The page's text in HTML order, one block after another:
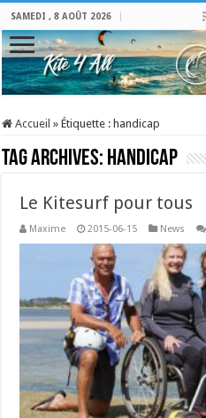
SAMEDI , 8 AOÛT 2026
Accueil » Étiquette : handicap
Tag Archives: handicap
Le Kitesurf pour tous
Maxime 2015-06-15 News